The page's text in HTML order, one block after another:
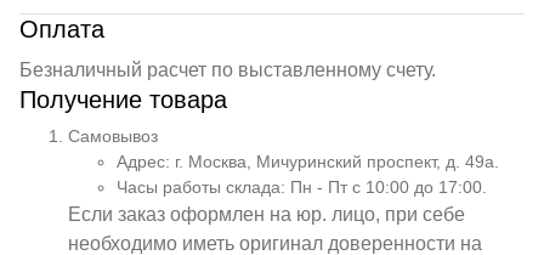
Оплата
Безналичный расчет по выставленному счету.
Получение товара
Самовывоз
Адрес: г. Москва, Мичуринский проспект, д. 49а.
Часы работы склада: Пн - Пт с 10:00 до 17:00.
Если заказ оформлен на юр. лицо, при себе
необходимо иметь оригинал доверенности на